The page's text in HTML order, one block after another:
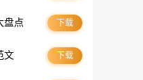
盘点 下载
文 下载